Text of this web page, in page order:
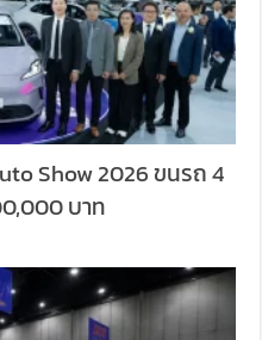
Show 2026 ขนรถ 4
บาท